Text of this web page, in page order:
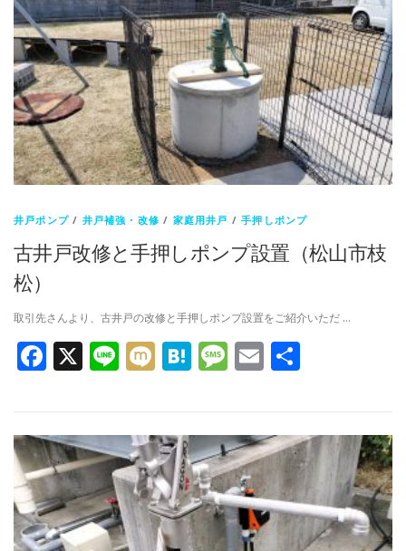
井戸ポンプ / 井戸補強・改修 / 家庭用井戸 /手押しポンプ
古井戸改修と手押しポンプ設置（松山市枝
松）
取引先さんより、古井戸の改修と手押しポンプ設置をご紹介いただ …
Facebook
X LineMixiHatena
Message
Email